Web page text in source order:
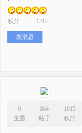
积分 1212
发消息
0
主题
864
帖子
1015
积分